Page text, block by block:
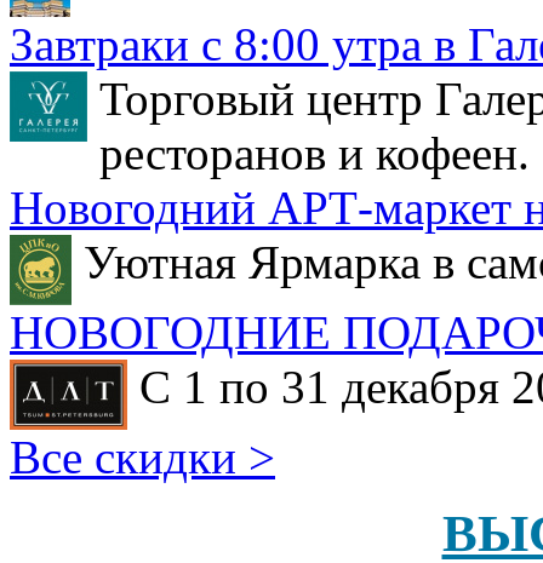
Завтраки с 8:00 утра в
Торговый центр
ресторанов и кофеен.
Новогодний АРТ-маркет
Уютная Ярмарка в
НОВОГОДНИЕ
С 1 по 31 декабря
Все скидки >